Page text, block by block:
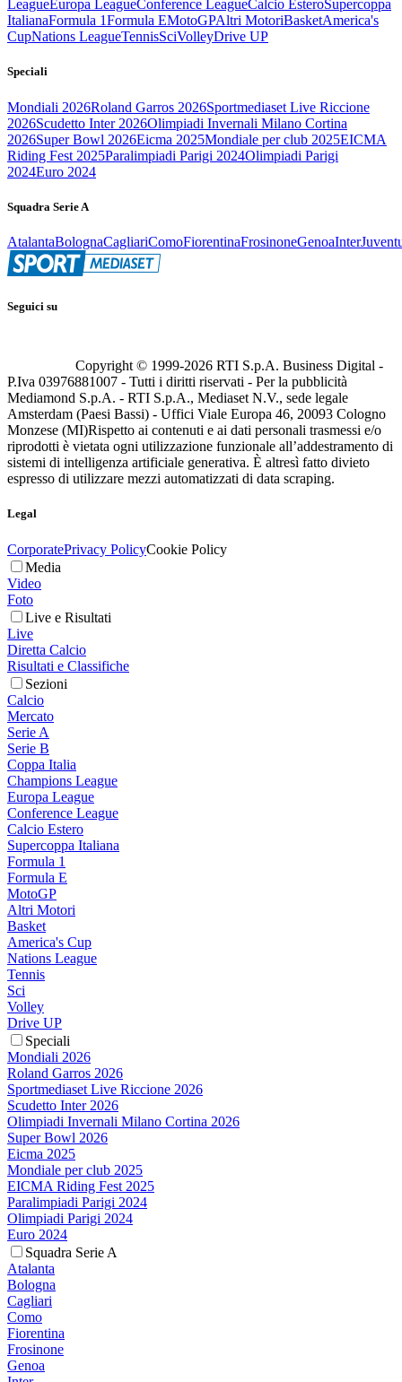
LeagueEuropa LeagueConference LeagueCalcio EsteroSupercoppa
ItalianaFormula 1Formula EMotoGPAltri MotoriBasketAmerica's
CupNations LeagueTennisSciVolleyDrive UP
Speciali
Mondiali 2026Roland Garros 2026Sportmediaset Live Riccione
2026Scudetto Inter 2026Olimpiadi Invernali Milano Cortina
2026Super Bowl 2026Eicma 2025Mondiale per club 2025EICMA
Riding Fest 2025Paralimpiadi Parigi 2024Olimpiadi Parigi
2024Euro 2024
Squadra Serie A
AtalantaBolognaCagliariComoFiorentinaFrosinoneGenoaInter
Seguici su
Copyright © 1999-2026 RTI S.p.A. Business Digital -
P.Iva 03976881007 - Tutti i diritti riservati - Per la pubblicità
Mediamond S.p.A. - RTI S.p.A., Mediaset N.V., sede legale
Amsterdam (Paesi Bassi) - Uffici Viale Europa 46, 20093 Cologno
Monzese (MI)Rispetto ai contenuti e ai dati personali trasmessi e/o
riprodotti è vietata ogni utilizzazione funzionale all’addestramento di
sistemi di intelligenza artificiale generativa. È altresì fatto divieto
espresso di utilizzare mezzi automatizzati di data scraping.
Legal
CorporatePrivacy PolicyCookie Policy
Media
Video
Foto
Live e Risultati
Live
Diretta Calcio
Risultati e Classifiche
Sezioni
Calcio
Mercato
Serie A
Serie B
Coppa Italia
Champions League
Europa League
Conference League
Calcio Estero
Supercoppa Italiana
Formula 1
Formula E
MotoGP
Altri Motori
Basket
America's Cup
Nations League
Tennis
Sci
Volley
Drive UP
Speciali
Mondiali 2026
Roland Garros 2026
Sportmediaset Live Riccione 2026
Scudetto Inter 2026
Olimpiadi Invernali Milano Cortina 2026
Super Bowl 2026
Eicma 2025
Mondiale per club 2025
EICMA Riding Fest 2025
Paralimpiadi Parigi 2024
Olimpiadi Parigi 2024
Euro 2024
Squadra Serie A
Atalanta
Bologna
Cagliari
Como
Fiorentina
Frosinone
Genoa